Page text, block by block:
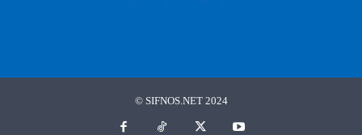
© SIFNOS.NET 2024